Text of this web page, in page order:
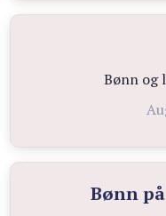
Bønn og
Bønn